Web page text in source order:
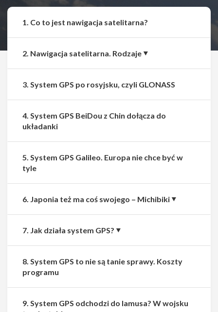
1. Co to jest nawigacja satelitarna?
2. Nawigacja satelitarna. Rodzaje
3. System GPS po rosyjsku, czyli GLONASS
4. System GPS BeiDou z Chin dołącza do
układanki
5. System GPS Galileo. Europa nie chce być w
tyle
6. Japonia też ma coś swojego – Michibiki
7. Jak działa system GPS?
8. System GPS to nie są tanie sprawy. Koszty
programu
9. System GPS odchodzi do lamusa? W wojsku